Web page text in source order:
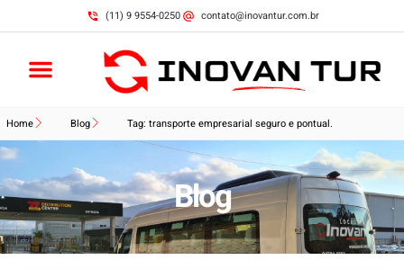
(11) 9 9554-0250 contato@inovantur.com.br
Home Blog Tag: transporte empresarial seguro e pontual.
Blog